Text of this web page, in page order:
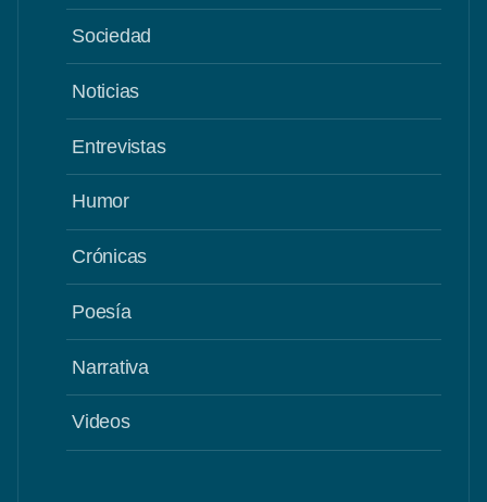
Sociedad
Noticias
Entrevistas
Humor
Crónicas
Poesía
Narrativa
Videos